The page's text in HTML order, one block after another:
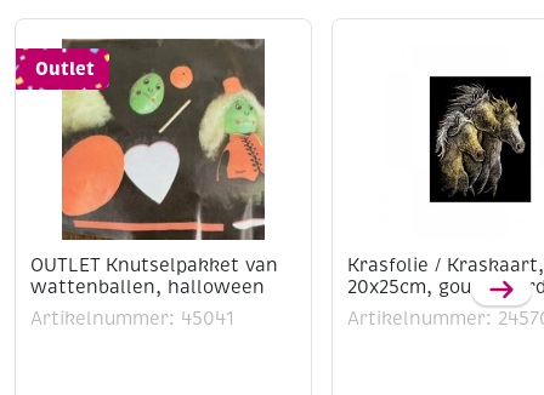
Outlet
OUTLET Knutselpakket van
wattenballen, halloween
Artikelnummer: 45041
Krasfolie / Kraskaart,
20x25cm, goud,
Artikelnummer: